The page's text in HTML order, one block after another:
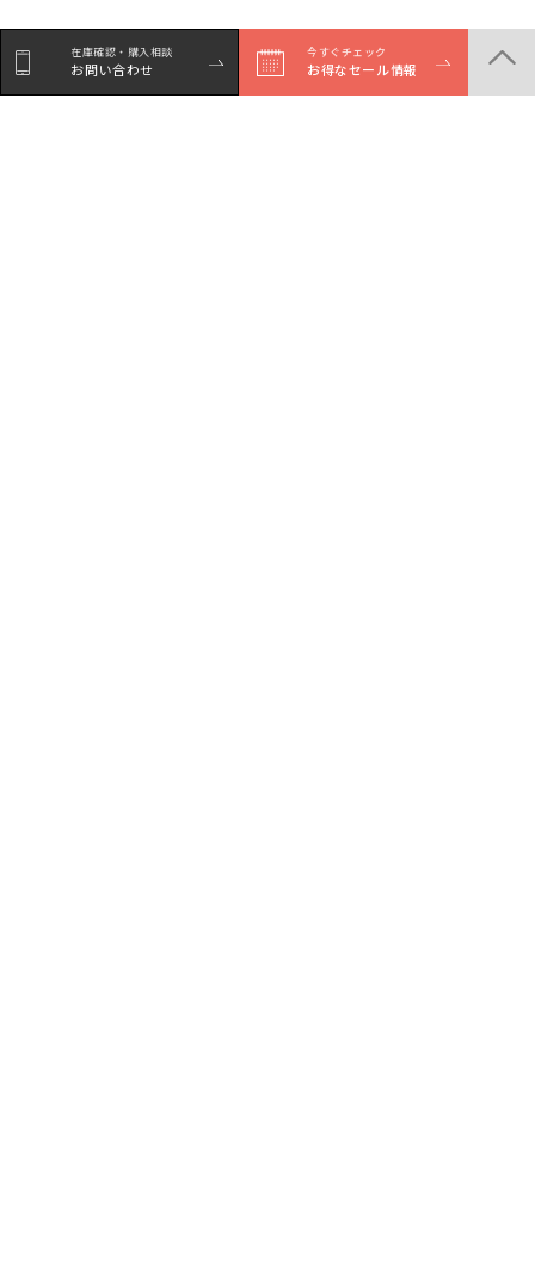
在庫確認・購入相談
お問い合わせ
今すぐチェック
お得なセール情報